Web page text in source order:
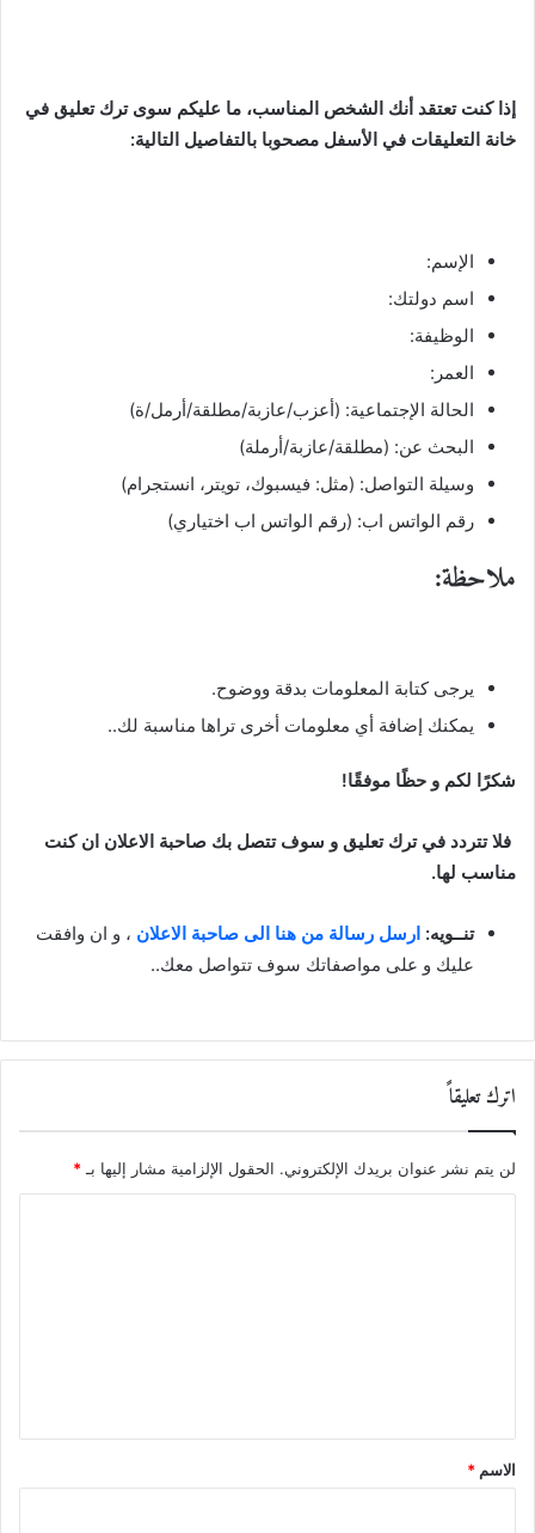
إذا كنت تعتقد أنك الشخص المناسب، ما عليكم سوى ترك تعليق في
خانة التعليقات في الأسفل مصحوبا بالتفاصيل التالية:
الإسم:
اسم دولتك:
الوظيفة:
العمر:
الحالة الإجتماعية: (أعزب/عازبة/مطلقة/أرمل/ة)
البحث عن: (مطلقة/عازبة/أرملة)
وسيلة التواصل: (مثل: فيسبوك، تويتر، انستجرام)
رقم الواتس اب: (رقم الواتس اب اختياري)
ملاحظة:
يرجى كتابة المعلومات بدقة ووضوح.
يمكنك إضافة أي معلومات أخرى تراها مناسبة لك..
شكرًا لكم و حظًا موفقًا!
فلا تتردد في ترك تعليق و سوف تتصل بك صاحبة الاعلان ان كنت
مناسب لها.
تنــويه: ارسل رسالة من هنا الى صاحبة الاعلان ، و ان وافقت
عليك و على مواصفاتك سوف تتواصل معك..
اترك تعليقاً
لن يتم نشر عنوان بريدك الإلكتروني. الحقول الإلزامية مشار إليها بـ *
*
الاسم *